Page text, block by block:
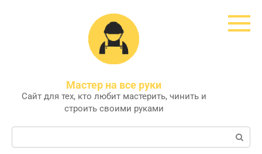
Мастер на все руки
Сайт для тех, кто любит мастерить, чинить и
строить своими руками
Поиск: